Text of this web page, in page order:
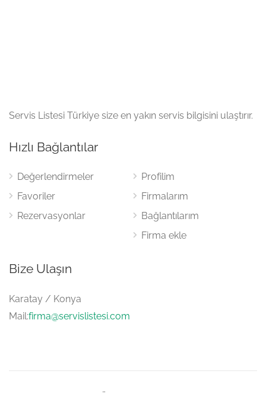
Servis Listesi Türkiye size en yakın servis bilgisini ulaştırır.
Hızlı Bağlantılar
Değerlendirmeler
Favoriler
Rezervasyonlar
Profilim
Firmalarım
Bağlantılarım
Firma ekle
Bize Ulaşın
Karatay / Konya
Mail:firma@servislistesi.com